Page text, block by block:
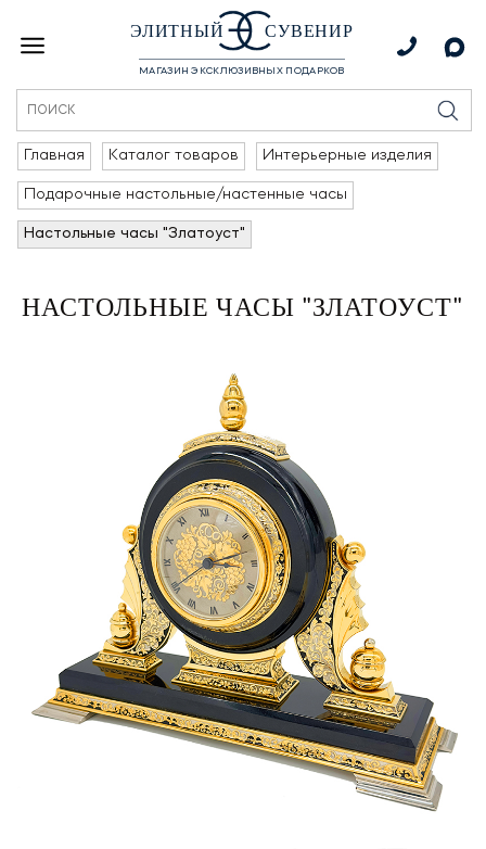
ЭЛИТНЫЙ СУВЕНИР
МАГАЗИН ЭКСКЛЮЗИВНЫХ ПОДАРКОВ
Главная Каталог товаров Интерьерные изделия
Подарочные настольные/настенные часы
Настольные часы "Златоуст"
НАСТОЛЬНЫЕ ЧАСЫ "ЗЛАТОУСТ"